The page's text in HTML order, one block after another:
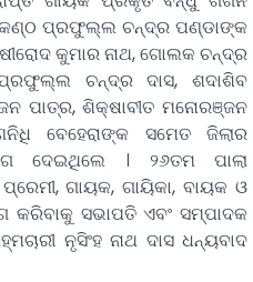
ପ୍ରଫୁଲ୍ଲ ଚନ୍ଦ୍ର ପଣ୍ଡାଙ୍କ
କୁମାର ନାଥ, ଗୋଲକ ଚନ୍ଦ୍ର
ଚନ୍ଦ୍ର ଦାସ, ଶଦାଶିବ
ପାତ୍ର, ଶିକ୍ଷାବୀତ ମନୋରଞ୍ଜନ
ବେହେରାଙ୍କ ସମେତ ଜିଲାର
ଦେଇଥିଲେ । ୨୬ତମ ପାଲା
ଗାୟକ, ଗାୟିକା, ବାୟକ ଓ
ସଭାପତି ଏବଂ ସମ୍ପାଦକ
ନୃସିଂହ ନାଥ ଦାସ ଧନ୍ୟବାଦ